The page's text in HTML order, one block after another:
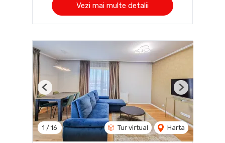
Vezi mai multe detalii
1 / 16 Tur virtual Harta
Previous Next